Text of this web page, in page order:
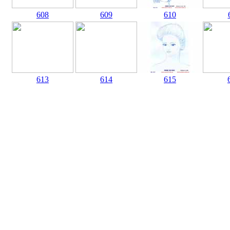
608 609 610
613 614 615